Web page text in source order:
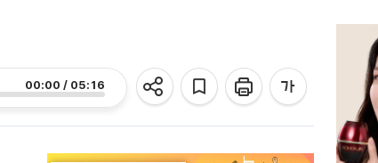
00:00 / 05:16